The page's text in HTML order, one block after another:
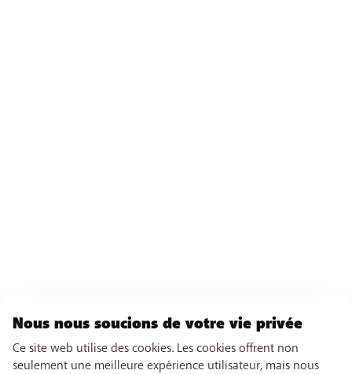
Nous nous soucions de votre vie privée
Ce site web utilise des cookies. Les cookies offrent non
seulement une meilleure expérience utilisateur, mais nous